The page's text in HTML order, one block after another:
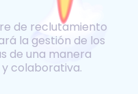
de reclutamiento
la gestión de los
de una manera
colaborativa.